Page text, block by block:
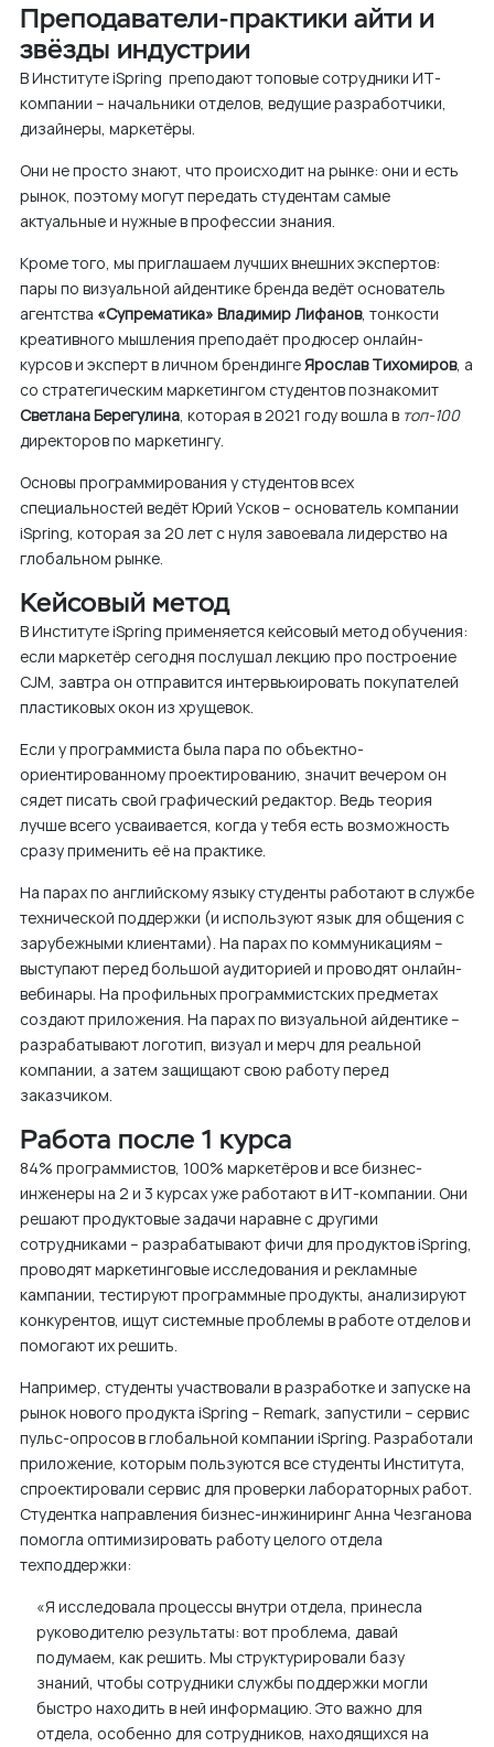
Преподаватели-практики айти и
звёзды индустрии
В Институте iSpring преподают топовые сотрудники ИТ-
компании – начальники отделов, ведущие разработчики,
дизайнеры, маркетёры.
Они не просто знают, что происходит на рынке: они и есть
рынок, поэтому могут передать студентам самые
актуальные и нужные в профессии знания.
Кроме того, мы приглашаем лучших внешних экспертов:
пары по визуальной айдентике бренда ведёт основатель
агентства «Супрематика» Владимир Лифанов, тонкости
креативного мышления преподаёт продюсер онлайн-
курсов и эксперт в личном брендингеЯрослав Тихомиров, а
со стратегическим маркетингом студентов познакомит
Светлана Берегулина, которая в 2021 году вошла в топ-100
директоров по маркетингу.
Основы программирования у студентов всех
специальностей ведёт Юрий Усков – основатель компании
iSpring, которая за 20 лет с нуля завоевала лидерство на
глобальном рынке.
Кейсовый метод
В Институте iSpring применяется кейсовый метод обучения:
если маркетёр сегодня послушал лекцию про построение
CJM, завтра он отправится интервьюировать покупателей
пластиковых окон из хрущевок.
Если у программиста была пара по объектно-
ориентированному проектированию, значит вечером он
сядет писать свой графический редактор. Ведь теория
лучше всего усваивается, когда у тебя есть возможность
сразу применить её на практике.
На парах по английскому языку студенты работают в службе
технической поддержки (и используют язык для общения с
зарубежными клиентами). На парах по коммуникациям –
выступают перед большой аудиторией и проводят онлайн-
вебинары. На профильных программистских предметах
создают приложения. На парах по визуальной айдентике –
разрабатывают логотип, визуал и мерч для реальной
компании, а затем защищают свою работу перед
заказчиком.
Работа после 1 курса
84% программистов, 100% маркетёров и все бизнес-
инженеры на 2 и 3 курсах уже работают в ИТ-компании. Они
решают продуктовые задачи наравне с другими
сотрудниками – разрабатывают фичи для продуктов iSpring,
проводят маркетинговые исследования и рекламные
кампании, тестируют программные продукты, анализируют
конкурентов, ищут системные проблемы в работе отделов и
помогают их решить.
Например, студенты участвовали в разработке и запуске на
рынок нового продукта iSpring – Remark, запустили – сервис
пульс-опросов в глобальной компании iSpring. Разработали
приложение, которым пользуются все студенты Института,
спроектировали сервис для проверки лабораторных работ.
Студентка направления бизнес-инжиниринг Анна Чезганова
помогла оптимизировать работу целого отдела
техподдержки:
«Я исследовала процессы внутри отдела, принесла
руководителю результаты: вот проблема, давай
подумаем, как решить. Мы структурировали базу
знаний, чтобы сотрудники службы поддержки могли
быстро находить в ней информацию. Это важно для
отдела, особенно для сотрудников, находящихся на